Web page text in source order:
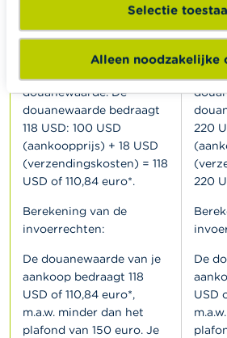
Selectie
Alleen noodzakelijke
De invoerrechten voor
speelgoed uit de VS
douanewaarde. De
douanewaarde bedraagt
118 USD: 100 USD
(aankoopprijs) + 18 USD
(verzendingskosten) = 118
USD of 110,84 euro*.
Berekening van de
invoerrechten:
De douanewaarde van je
aankoop bedraagt 118
USD of 110,84 euro*,
m.a.w. minder dan het
plafond van 150 euro. Je
1.
De
220
220
De
USD